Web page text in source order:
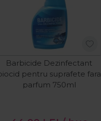
Barbicide Dezinfectant
pentru suprafete fara
parfum 750ml